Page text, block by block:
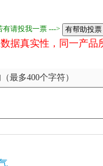
有请投我一票 --->
据真实性，同一产
最多400个字符）